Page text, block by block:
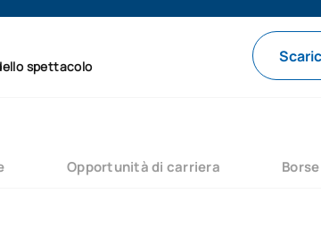
spettacolo
Opportunità di carriera